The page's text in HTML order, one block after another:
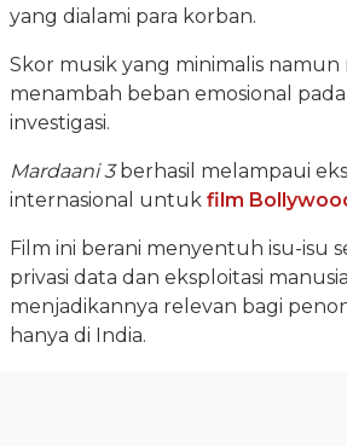
yang dialami para korban.
Skor musik yang minimalis
menambah beban emosional
investigasi.
Mardaani 3berhasil melampaui
internasional untuk film
Film ini berani menyentuh isu-isu
privasi data dan eksploitasi
menjadikannya relevan bagi
hanya di India.